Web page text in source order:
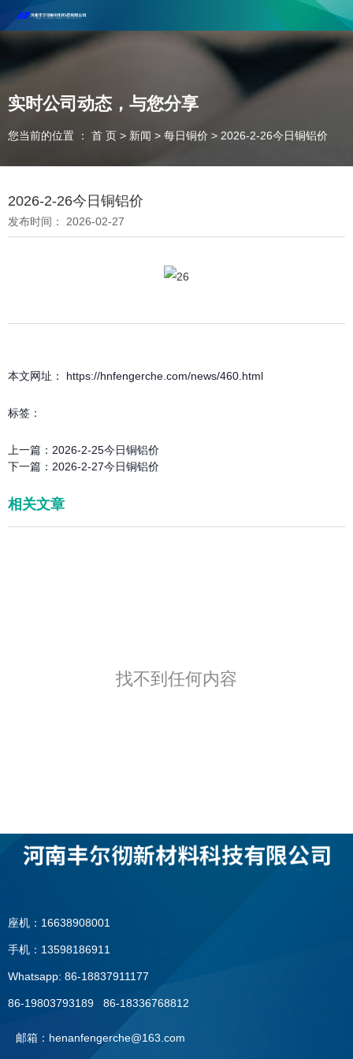
河南丰尔彻新材料科技有限公司欢迎合作咨询！
联系电话：18037947756
实时公司动态，与您分享
您当前的位置 ： 首 页 > 新闻 > 每日铜价 > 2026-2-26今日铜铝价
2026-2-26今日铜铝价
发布时间： 2026-02-27
本文网址： https://hnfengerche.com/news/460.html
标签：
上一篇： 2026-2-25今日铜铝价
下一篇： 2026-2-27今日铜铝价
相关文章
找不到任何内容
座机：16638908001
手机：13598186911
Whatsapp: 86-18837911177
86-19803793189 86-18336768812
邮箱：henanfengerche@163.com